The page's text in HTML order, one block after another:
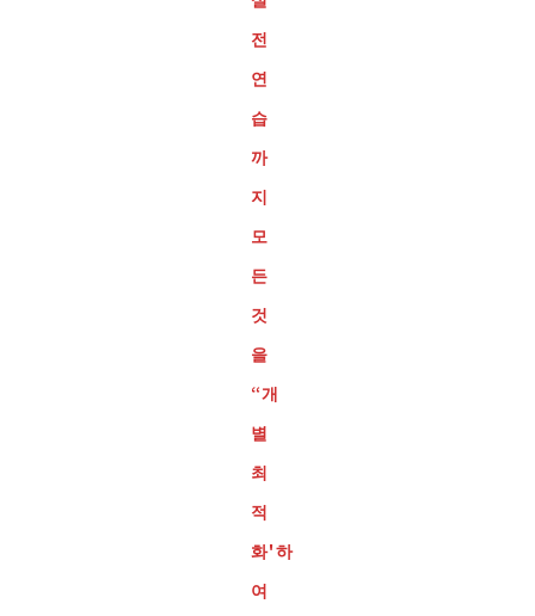
전
연
습
까
지
모
든
것
을
“개
별
최
적
화'하
여